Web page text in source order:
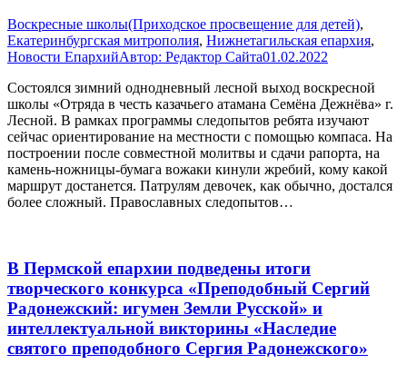
Воскресные школы(Приходское просвещение для детей),
Екатеринбургская митрополия, Нижнетагильская епархия,
Новости ЕпархийАвтор: Редактор Сайта01.02.2022
Состоялся зимний однодневный лесной выход воскресной
школы «Отряда в честь казачьего атамана Семёна Дежнёва» г.
Лесной. В рамках программы следопытов ребята изучают
сейчас ориентирование на местности с помощью компаса. На
построении после совместной молитвы и сдачи рапорта, на
камень-ножницы-бумага вожаки кинули жребий, кому какой
маршрут достанется. Патрулям девочек, как обычно, достался
более сложный. Православных следопытов…
В Пермской епархии подведены итоги
творческого конкурса «Преподобный Сергий
Радонежский: игумен Земли Русской» и
интеллектуальной викторины «Наследие
святого преподобного Сергия Радонежского»